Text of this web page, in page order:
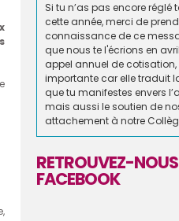
Si tu n’as pas encore réglé
cette année, merci de
connaissance de ce
que nous te l'écrions en
appel annuel de
importante car elle traduit
que tu manifestes envers
mais aussi le soutien de
attachement à notre
RETROUVEZ-
FACEBOOK